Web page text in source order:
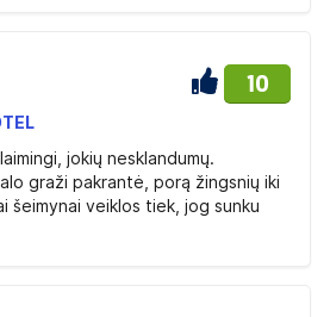
10
jokių nesklandumų.
graži pakrantė, porą žingsnių iki
šeimynai veiklos tiek, jog sunku